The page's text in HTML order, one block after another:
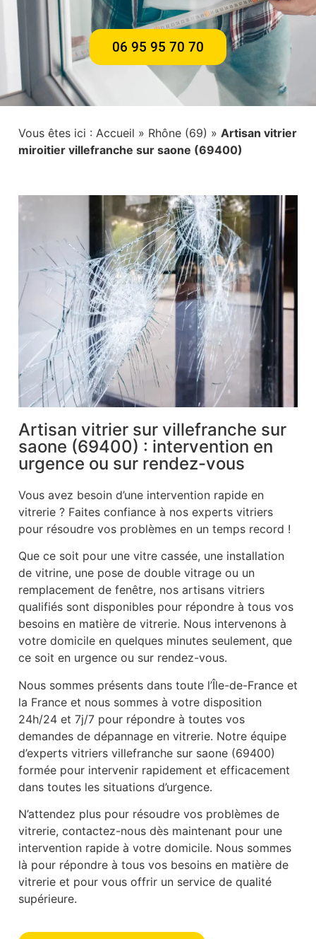
06 95 95 70 70
Vous êtes ici : Accueil » Rhône (69) » Artisan vitrier
miroitier villefranche sur saone (69400)
Artisan vitrier sur villefranche sur
saone (69400) : intervention en
urgence ou sur rendez-vous
Vous avez besoin d’une intervention rapide en
vitrerie ? Faites confiance à nos experts vitriers
pour résoudre vos problèmes en un temps record !
Que ce soit pour une vitre cassée, une installation
de vitrine, une pose de double vitrage ou un
remplacement de fenêtre, nos artisans vitriers
qualifiés sont disponibles pour répondre à tous vos
besoins en matière de vitrerie. Nous intervenons à
votre domicile en quelques minutes seulement, que
ce soit en urgence ou sur rendez-vous.
Nous sommes présents dans toute l’Île-de-France et
la France et nous sommes à votre disposition
24h/24 et 7j/7 pour répondre à toutes vos
demandes de dépannage en vitrerie. Notre équipe
d’experts vitriers villefranche sur saone (69400)
formée pour intervenir rapidement et efficacement
dans toutes les situations d’urgence.
N’attendez plus pour résoudre vos problèmes de
vitrerie, contactez-nous dès maintenant pour une
intervention rapide à votre domicile. Nous sommes
là pour répondre à tous vos besoins en matière de
vitrerie et pour vous offrir un service de qualité
supérieure.